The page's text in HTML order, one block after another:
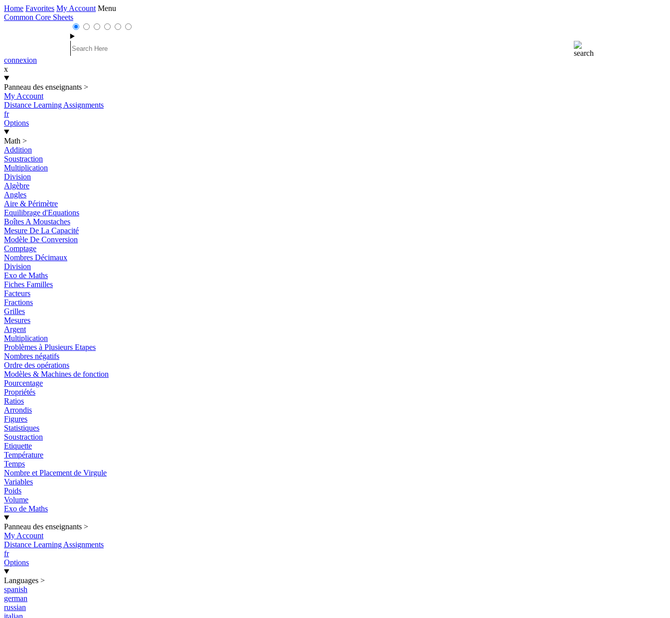
Home Favorites My Account Menu
Common Core Sheets
connexion
x
Panneau des enseignants >
My Account
Distance Learning Assignments
fr
Options
Math >
Addition
Soustraction
Multiplication
Division
Algèbre
Angles
Aire & Périmètre
Equilibrage d'Equations
Boîtes A Moustaches
Mesure De La Capacité
Modèle De Conversion
Comptage
Nombres Décimaux
Division
Exo de Maths
Fiches Familles
Facteurs
Fractions
Grilles
Mesures
Argent
Multiplication
Problèmes à Plusieurs Etapes
Nombres négatifs
Ordre des opérations
Modèles & Machines de fonction
Pourcentage
Propriétés
Ratios
Arrondis
Figures
Statistiques
Soustraction
Etiquette
Température
Temps
Nombre et Placement de Virgule
Variables
Poids
Volume
Exo de Maths
Panneau des enseignants >
My Account
Distance Learning Assignments
fr
Options
Languages >
spanish
german
russian
italian